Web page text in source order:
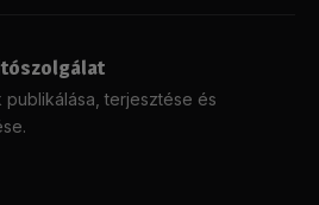
terjesztése és